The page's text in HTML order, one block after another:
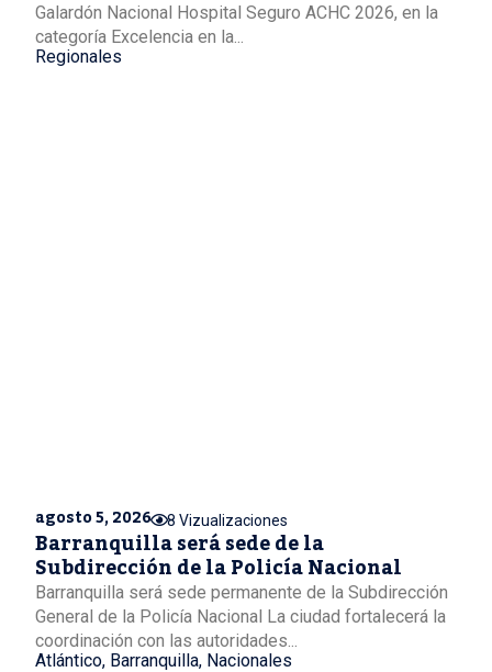
Galardón Nacional Hospital Seguro ACHC 2026, en la
categoría Excelencia en la...
Regionales
agosto 5, 2026 8 Vizualizaciones
Barranquilla será sede de la
Subdirección de la Policía Nacional
Barranquilla será sede permanente de la Subdirección
General de la Policía Nacional La ciudad fortalecerá la
coordinación con las autoridades...
Atlántico, Barranquilla, Nacionales